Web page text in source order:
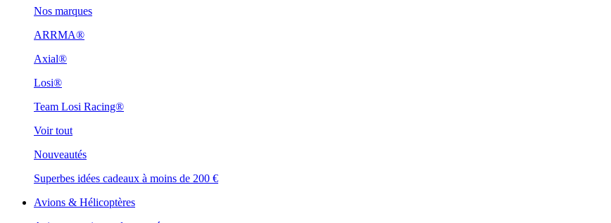
Nos marques
ARRMA®
Axial®
Losi®
Team Losi Racing®
Voir tout
Nouveautés
Superbes idées cadeaux à moins de 200 €
Avions & Hélicoptères